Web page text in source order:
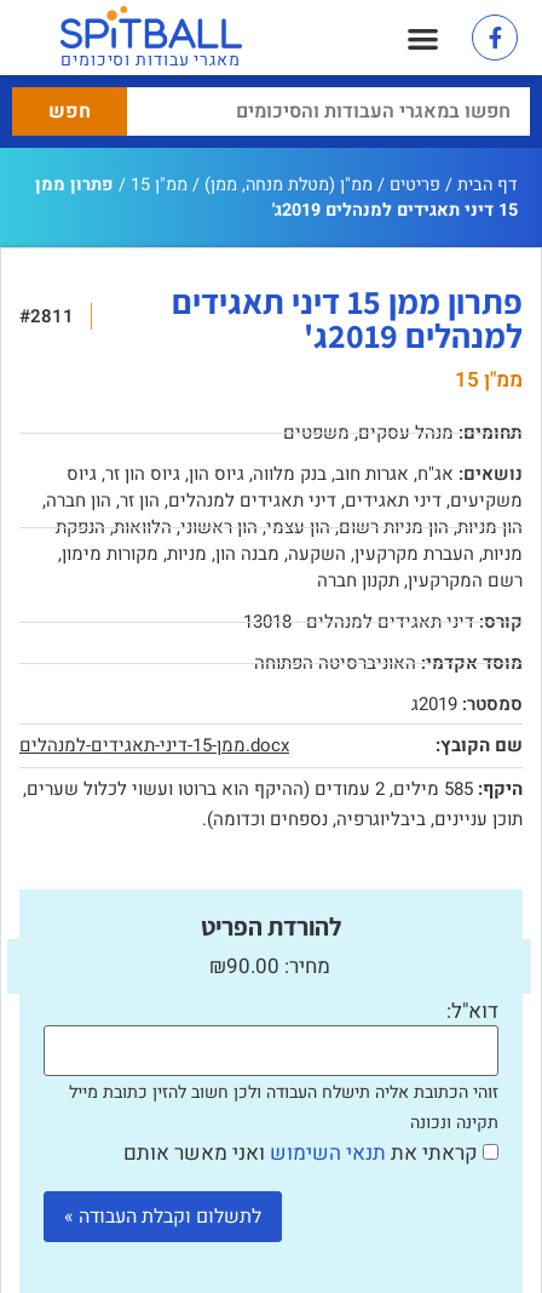
מאגרי עבודות וסיכומים
דף הבית/ פריטים / ממ"ן (מטלת מנחה, ממן) / ממ"ן 15 / פתרון ממן
15 דיני תאגידים למנהלים 2019ג'
פתרון ממן 15 דיני תאגידים
למנהלים 2019ג' #2811
ממ"ן 15
תחומים:מנהל עסקים,משפטים
נושאים: אג"ח, אגרות חוב,בנק מלווה, גיוס הון, גיוס הון זר, גיוס
משקיעים,דיני תאגידים,דיני תאגידים למנהלים, הון זר, הון חברה,
הון מניות,הון מניות רשום,הון עצמי,הון ראשוני,הלוואות,הנפקת
מניות, העברת מקרקעין, השקעה, מבנה הון, מניות, מקורות מימון,
רשם המקרקעין,תקנון חברה
קורס:דיני תאגידים למנהלים - 13018
מוסד אקדמי:האוניברסיטה הפתוחה
סמסטר: 2019ג
שם הקובץ:
ממן-15-דיני-תאגידים-למנהלים.docx
היקף:
585 מילים, 2 עמודים (ההיקף הוא ברוטו ועשוי לכלול שערים,
תוכן עניינים, ביבליוגרפיה, נספחים וכדומה).
להורדת הפריט
מחיר: ₪90.00
דוא"ל:
זוהי הכתובת אליה תישלח העבודה ולכן חשוב להזין כתובת מייל
תקינה ונכונה
קראתי את תנאי השימוש ואני מאשר אותם